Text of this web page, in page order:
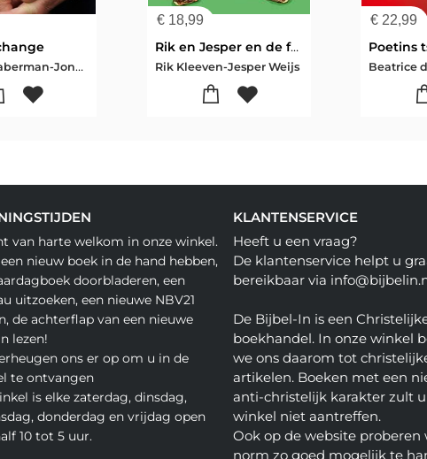
Maggie Haberman-Jonathan Swan
€18,99
Rik en Jesper en de frikandelbroodjescrisis
Rik Kleeven-Jesper Weijs
€22,99
van harte welkom in onze winkel.
nieuw boek in de hand hebben,
doorbladeren, een
uitzoeken, een nieuwe NBV21
de achterflap van een nieuwe
lezen!
ons er op om u in de
te ontvangen
is elke zaterdag, dinsdag,
donderdag en vrijdag open
10 tot 5 uur.
KLANTENSERVICE
Heeft u een vraag?
De klantenservice helpt u
bereikbaar via
De Bijbel-In is een
boekhandel. In onze winkel
we ons daarom tot
artikelen. Boeken met een
anti-christelijk karakter zult
winkel niet aantreffen.
Ook op de website proberen
norm zo goed mogelijk te